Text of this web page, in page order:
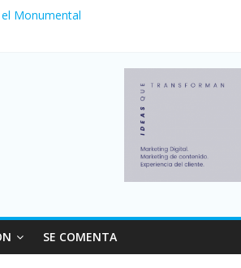
Monumental
y consumo turístico: 4,6 millones de
julio: bajó un 12,6% interanual
SE COMENTA